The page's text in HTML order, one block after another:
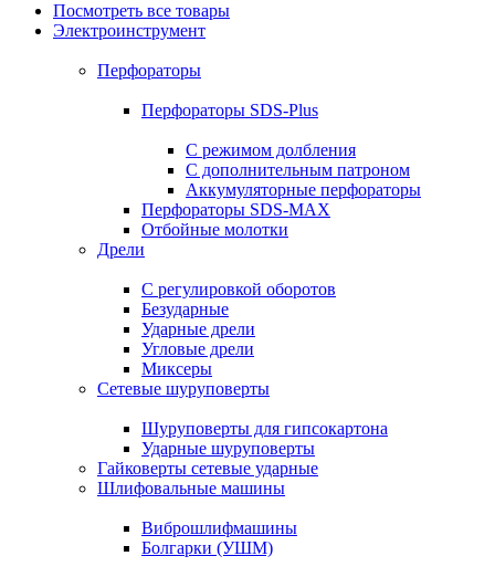
Посмотреть все товары
Электроинструмент
Перфораторы
Перфораторы SDS-Plus
С режимом долбления
С дополнительным патроном
Аккумуляторные перфораторы
Перфораторы SDS-MAX
Отбойные молотки
Дрели
С регулировкой оборотов
Безударные
Ударные дрели
Угловые дрели
Миксеры
Сетевые шуруповерты
Шуруповерты для гипсокартона
Ударные шуруповерты
Гайковерты сетевые ударные
Шлифовальные машины
Виброшлифмашины
Болгарки (УШМ)